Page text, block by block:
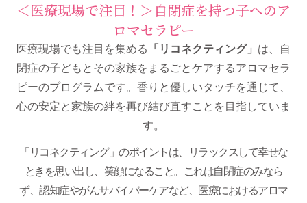
＜医療現場で注目！＞自閉症を持つ子へのア
ロマセラピー
医療現場でも注目を集める 「リコネクティング」 は、自
閉症の子どもとその家族をまるごとケアするアロマセラ
ピーのプログラムです。香りと優しいタッチを通じて、
心の安定と家族の絆を再び結び直すことを目指していま
す。
「リコネクティング」のポイントは、リラックスして幸せな
ときを思い出し、笑顔になること。これは自閉症のみなら
ず、認知症やがんサバイバーケアなど、医療におけるアロマ